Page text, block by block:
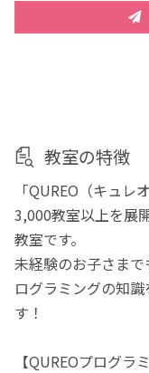
教室の特徴
「QUREO（キュ
3,000教室以上を展
教室です。
未経験のお子さま
ログラミングの知
す！
【QUREOプログラ